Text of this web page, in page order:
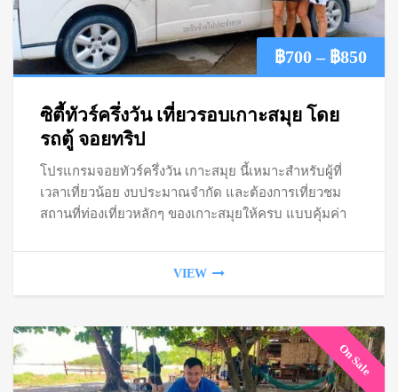
฿700 – ฿850
ซิตี้ทัวร์ครึ่งวัน เที่ยวรอบเกาะสมุย โดย
รถตู้ จอยทริป
โปรแกรมจอยทัวร์ครึ่งวัน เกาะสมุย นี้เหมาะสำหรับผู้ที่
เวลาเที่ยวน้อย งบประมาณจำกัด และต้องการเที่ยวชม
สถานที่ท่องเที่ยวหลักๆ ของเกาะสมุยให้ครบ แบบคุ้มค่า
VIEW
On Sale